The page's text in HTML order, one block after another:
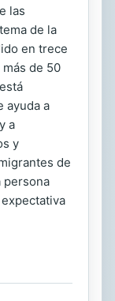
las
de la
en trece
de 50
ayuda a
a
y
de
persona